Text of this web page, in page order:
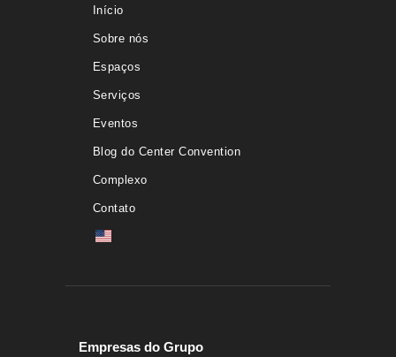
Início
Sobre nós
Espaços
Serviços
Eventos
Blog do Center Convention
Complexo
Contato
Empresas do Grupo